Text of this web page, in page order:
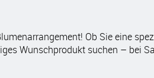
Ob Sie eine
Wunschprodukt suchen – bei